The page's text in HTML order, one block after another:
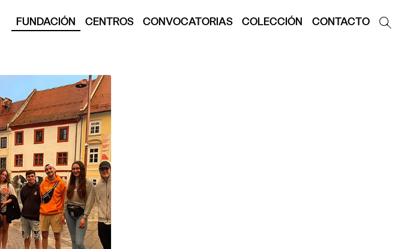
FUNDACIÓN CENTROS CONVOCATORIAS COLECCIÓN CONTACTO